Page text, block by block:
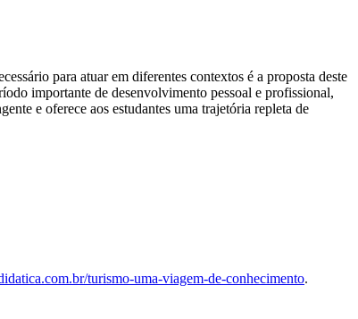
para atuar em diferentes contextos é a proposta deste
importante de desenvolvimento pessoal e profissional,
e oferece aos estudantes uma trajetória repleta de
turismo-uma-viagem-de-conhecimento.